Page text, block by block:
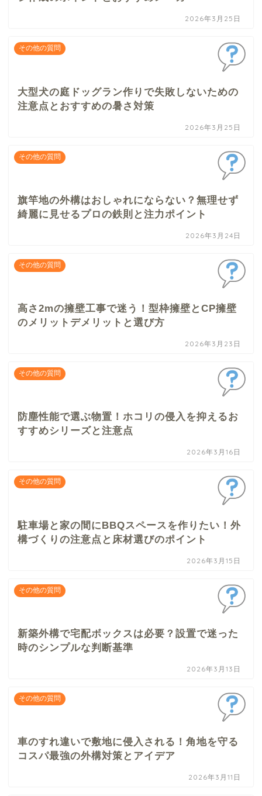
2026年3月25日
その他の質問
大型犬の庭ドッグラン作りで失敗しないための
注意点とおすすめの暑さ対策
2026年3月25日
その他の質問
旗竿地の外構はおしゃれにならない？無理せず
綺麗に見せるプロの鉄則と注力ポイント
2026年3月24日
その他の質問
高さ2mの擁壁工事で迷う！型枠擁壁とCP擁壁
のメリットデメリットと選び方
2026年3月23日
その他の質問
防塵性能で選ぶ物置！ホコリの侵入を抑えるお
すすめシリーズと注意点
2026年3月16日
その他の質問
駐車場と家の間にBBQスペースを作りたい！外
構づくりの注意点と床材選びのポイント
2026年3月15日
その他の質問
新築外構で宅配ボックスは必要？設置で迷った
時のシンプルな判断基準
2026年3月13日
その他の質問
車のすれ違いで敷地に侵入される！角地を守る
コスパ最強の外構対策とアイデア
2026年3月11日